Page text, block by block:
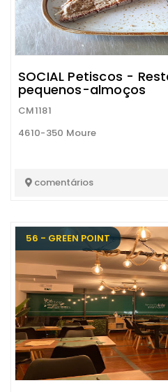
SOCIAL Petiscos -
pequenos-almoços
CM1181
4610-350 Moure
comentários
56 - GREEN POINT